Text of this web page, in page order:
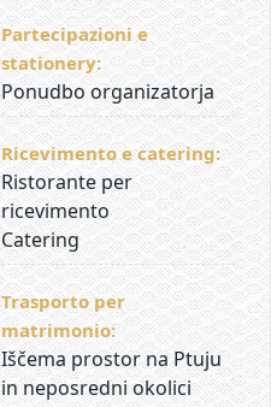
Partecipazioni e
stationery:
Ponudbo organizatorja
Ricevimento e catering:
Ristorante per
ricevimento
Catering
Trasporto per
matrimonio:
Iščema prostor na Ptuju
in neposredni okolici